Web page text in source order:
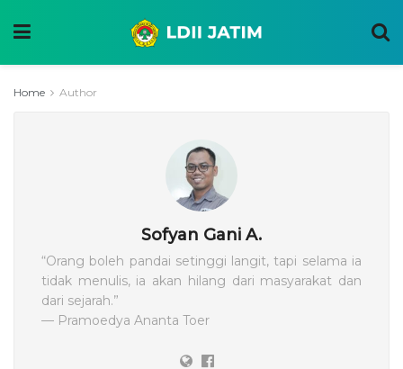
Home Author
Sofyan Gani A.
“Orang boleh pandai setinggi langit, tapi selama ia
tidak menulis, ia akan hilang dari masyarakat dan
dari sejarah.”
— Pramoedya Ananta Toer